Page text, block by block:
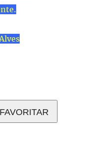
FAVORITAR